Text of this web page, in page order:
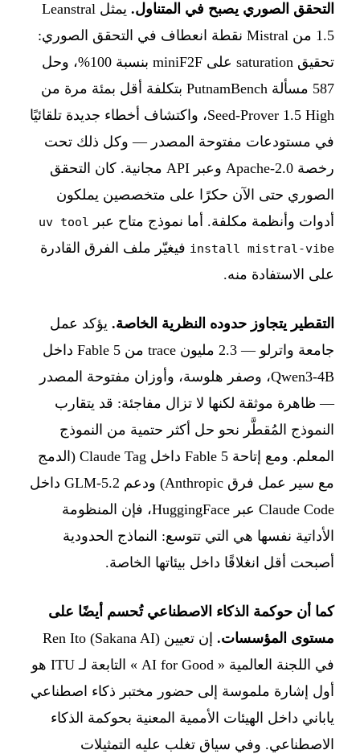
التحقق الصوري يصبح في المتناول.
يمثل Leanstral
1.5 من Mistral نقطة انعطاف في التحقق الصوري:
تحقيق saturation على miniF2F بنسبة 100%، وحل
587 مسألة PutnamBench بتكلفة أقل بمئة مرة من
Seed-Prover 1.5 High، واكتشاف أخطاء جديدة تلقائيًا
في مستودعات مفتوحة المصدر — وكل ذلك تحت
رخصة Apache-2.0 وعبر API مجانية. كان التحقق
الصوري حتى الآن حكرًا على متخصصين يملكون
أدوات وأنظمة مكلفة. أما نموذج متاح عبر
uv tool
install mistral-vibe فيغيّر ملف الفرق القادرة
على الاستفادة منه.
التقطير يتجاوز حدوده النظرية الخاصة. يؤكد عمل
جامعة واترلو — 2.3 مليون trace من Fable 5 داخل
Qwen3-4B، وصفر هلوسة، وأوزان مفتوحة المصدر
— ظاهرة موثقة لكنها لا تزال مفاجئة: قد يتقارب
النموذج المُقطَّر نحو حل أكثر حتمية من النموذج
المعلم. ومع إتاحة Fable 5 داخل Claude Tag (الدمج
مع سير عمل فرق Anthropic) ودعم GLM-5.2 داخل
Claude Code عبر HuggingFace، فإن المنظومة
الأداتية نفسها هي التي تتوسع: النماذج الحدودية
أصبحت أقل انغلاقًا داخل بيئاتها الخاصة.
كما أن حوكمة الذكاء الاصطناعي تُحسم أيضًا على
مستوى المؤسسات.
إن تعيين Ren Ito (Sakana AI)
في اللجنة العالمية « AI for Good » التابعة لـ ITU هو
أول إشارة ملموسة إلى حضور مختبر ذكاء اصطناعي
ياباني داخل الهيئات الأممية المعنية بحوكمة الذكاء
الاصطناعي. وفي سياق تغلب عليه التمثيلات